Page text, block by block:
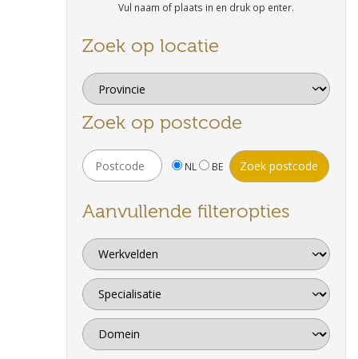
Vul naam of plaats in en druk op enter.
Zoek op locatie
Zoek op postcode
NL BE
Aanvullende filteropties